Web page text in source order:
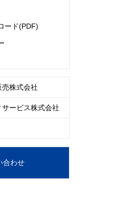
ード(PDF)
株式会社
ービス株式会社
合わせ